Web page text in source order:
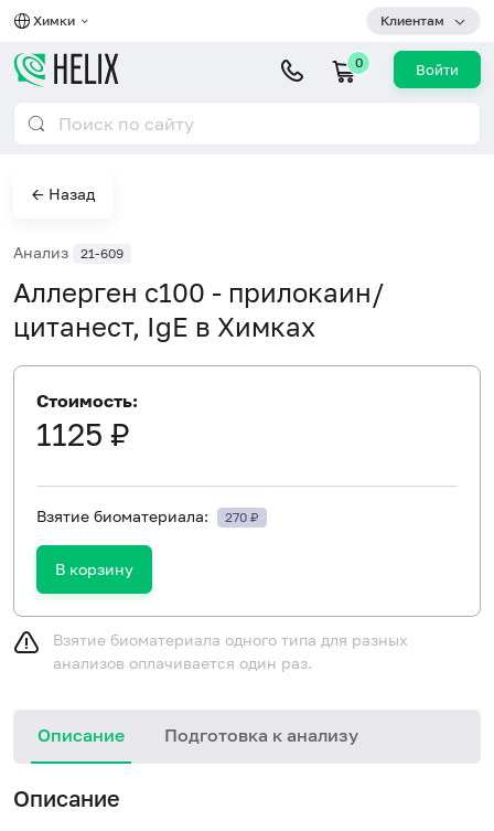
Химки Клиентам
0 Войти
← Назад
Анализ 21-609
Аллерген c100 - прилокаин/
цитанест, IgE в Химках
Стоимость:
1125 ₽
Взятие биоматериала: 270 ₽
В корзину
Взятие биоматериала одного типа для разных
анализов оплачивается один раз.
Описание Подготовка к анализу
Описание